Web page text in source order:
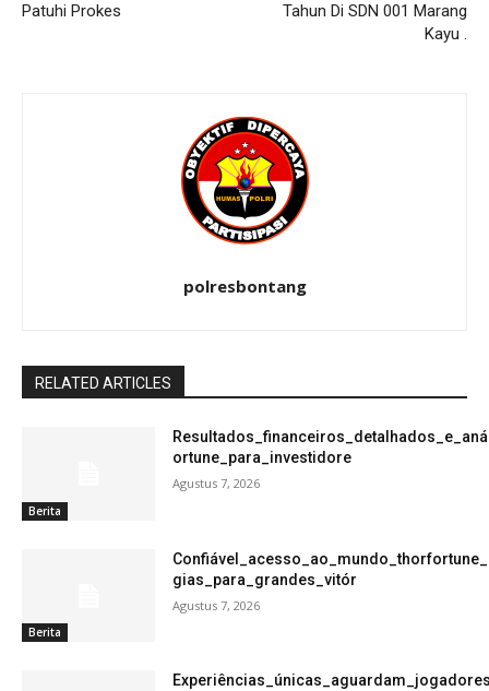
Patuhi Prokes
Tahun Di SDN 001 Marang
Kayu .
polresbontang
RELATED ARTICLES
Berita
ortune_para_investidore
Agustus 7, 2026
Berita
gias_para_grandes_vitór
Agustus 7, 2026